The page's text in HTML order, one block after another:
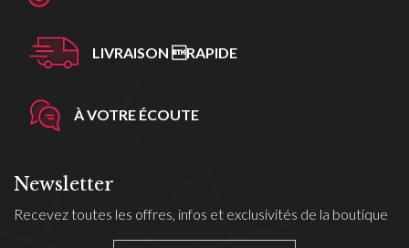
LIVRAISON RAPIDE
À VOTRE ÉCOUTE
Newsletter
Recevez toutes les offres, infos et exclusivités de la boutique